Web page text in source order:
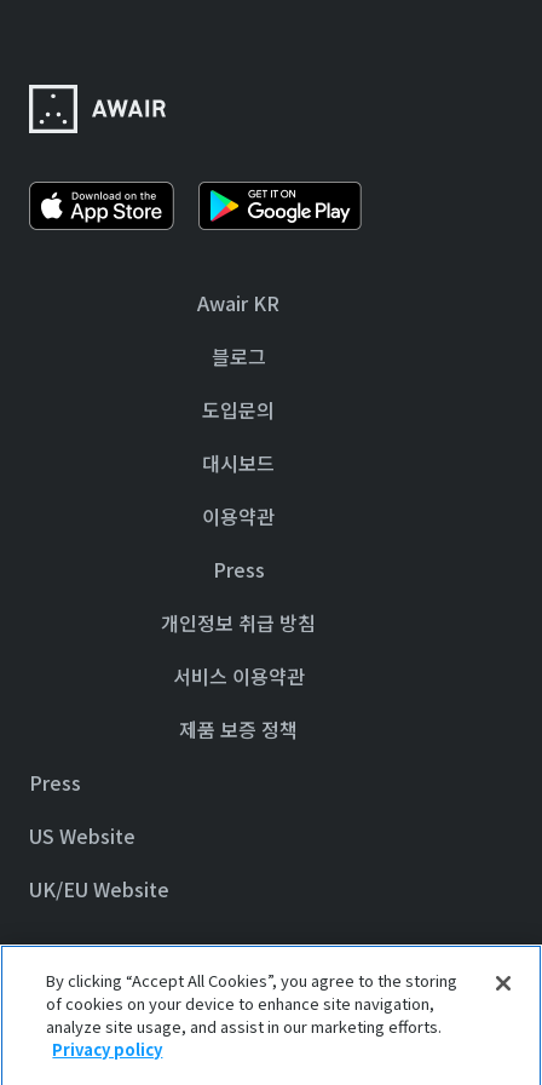
Awair KR
블로그
도입문의
대시보드
이용약관
Press
개인정보 취급 방침
서비스 이용약관
제품 보증 정책
Press
US Website
UK/EU Website
© 2023 Awair Inc.
Privacy
By clicking “Accept All Cookies”, you agree to the storing
of cookies on your device to enhance site navigation,
analyze site usage, and assist in our marketing efforts.
Privacy policy